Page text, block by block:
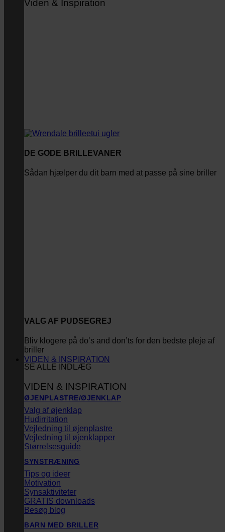
Viden & Inspiration
DE GODE BRILLEVANER
Sådan hjælper du dit barn med at passe på sine briller
VALG AF PUDSEGREJ
Bliv klogere på do’s and don’ts for den bedste pleje af
briller
SE ALLE INDLÆG
VIDEN & INSPIRATION
VIDEN & INSPIRATION
ØJENPLASTRE/ØJENKLAP
Valg af øjenklap
Hudirritation
Vejledning til øjenplastre
Vejledning til øjenklapper
Størrelsesguide
SYNSTRÆNING
Tips og ideer
Motivation
Synsaktiviteter
GRATIS downloads
Besøg blog
BARN MED BRILLER